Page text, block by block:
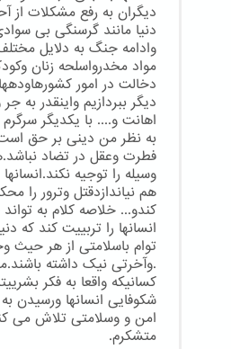
دیگران به رفع مشکلات از
دنیا مانند گرسنگی بی
وادامه جنگ به دلایل
مواد مخدرواسلحه زنان
دخالت در امور
دیگر ببردازیم واینقدر به
اهانت و.... با یکدیگر
به نظر من دینی بر حق
فطرت وعقل در تضاد
وسیله را توجیه
هم نیاندازدقتل وترور را
کندو... خلاصه کلام به
انسانها را تربییت کند که
توام باسلامتی از هر حیث
.وآخرتی نیک داشته
کسانیکه واقعا به فکر
شکوفایی انسانها ورسیدن
امن و وسلامتی تلاش می
متشکرم.